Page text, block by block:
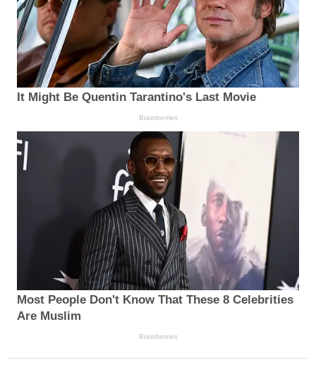
It Might Be Quentin Tarantino's Last Movie
Brainberries
Most People Don't Know That These 8 Celebrities
Are Muslim
Brainberries